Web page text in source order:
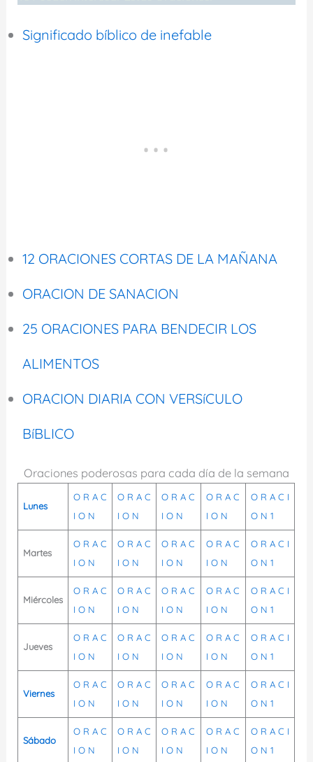
Significado bíblico de inefable
12 ORACIONES CORTAS DE LA MAÑANA
ORACION DE SANACION
25 ORACIONES PARA BENDECIR LOS
ALIMENTOS
ORACION DIARIA CON VERSíCULO
BíBLICO
Oraciones poderosas para cada día de la semana
Lunes
O R A C
I O N
O R A C
I O N
O R A C
I O N
O R A C
I O N
O R A C I
O N 1
Martes
O R A C
I O N
O R A C
I O N
O R A C
I O N
O R A C
I O N
O R A C I
O N 1
Miércoles
O R A C
I O N
O R A C
I O N
O R A C
I O N
O R A C
I O N
O R A C I
O N 1
Jueves
O R A C
I O N
O R A C
I O N
O R A C
I O N
O R A C
I O N
O R A C I
O N 1
Viernes
O R A C
I O N
O R A C
I O N
O R A C
I O N
O R A C
I O N
O R A C I
O N 1
Sábado
O R A C
I O N
O R A C
I O N
O R A C
I O N
O R A C
I O N
O R A C I
O N 1